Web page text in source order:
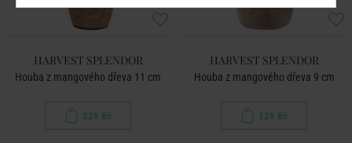
HARVEST SPLENDOR
Houba z mangového dřeva 11 cm
229 Kč
HARVEST SPLENDOR
Houba z mangového dřeva 9 cm
129 Kč